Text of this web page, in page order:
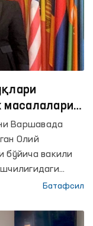
масалалари
Варшавада
Олий
бўйича вакили
хавфсизлик ва
бўйича
Батафсил